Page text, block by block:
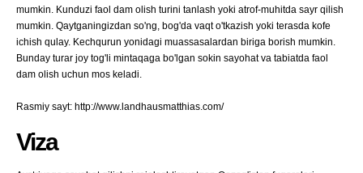
mumkin. Kunduzi faol dam olish turini tanlash yoki atrof-muhitda sayr qilish
mumkin. Qaytganingizdan so'ng, bog'da vaqt o'tkazish yoki terasda kofe
ichish qulay. Kechqurun yonidagi muassasalardan biriga borish mumkin.
Bunday turar joy tog'li mintaqaga bo'lgan sokin sayohat va tabiatda faol
dam olish uchun mos keladi.
Rasmiy sayt: http://www.landhausmatthias.com/
Viza